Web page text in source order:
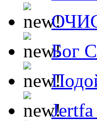
Бог
Jertfa